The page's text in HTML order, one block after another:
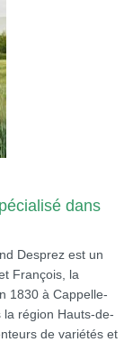
dans
Desprez est un
François, la
1830 à Cappelle-
région Hauts-de-
de variétés et